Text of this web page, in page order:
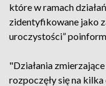
które w ramach
zidentyfikowane jako
uroczystości”
"Działania
rozpoczęły się na